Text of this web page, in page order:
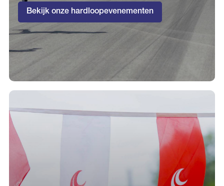
Bekijk onze hardloopevenementen